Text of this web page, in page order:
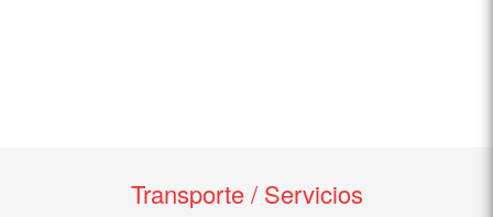
Transporte / Servicios